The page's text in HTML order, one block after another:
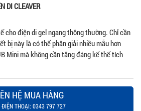
DI CLEAVER
cho điện di gel ngang thông thường. Chỉ cần
bị này là có thể phân giải nhiều mẫu hơn
Mini mà không cần tăng đáng kể thể tích
HỆ MUA HÀNG
ĐIỆN THOẠI: 0343 797 727